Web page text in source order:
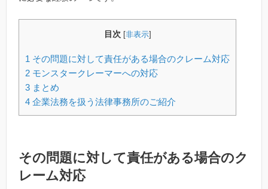
目次 非表示]
1 その問題に対して責任がある場合のクレーム対応
2 モンスタークレーマーへの対応
3 まとめ
4 企業法務を扱う法律事務所のご紹介
その問題に対して責任がある場合のク
レーム対応